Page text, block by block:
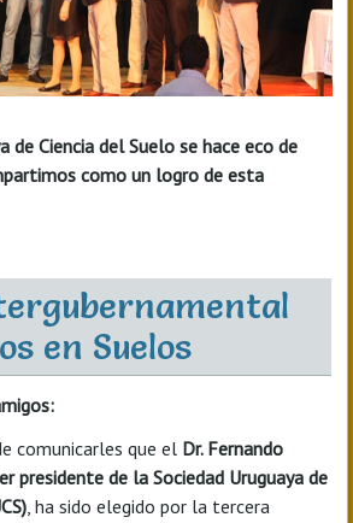
de Ciencia del Suelo se hace eco de
como un logro de esta
en Suelos
comunicarles que el Dr. Fernando
presidente de la Sociedad Uruguaya de
, ha sido elegido por la tercera